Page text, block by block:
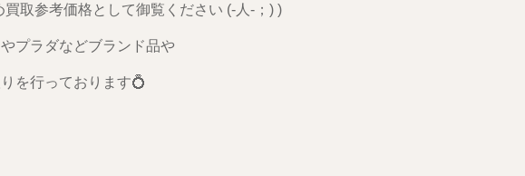
取参考価格として御覧ください (-人-；) )
プラダなどブランド品や
を行っております💍